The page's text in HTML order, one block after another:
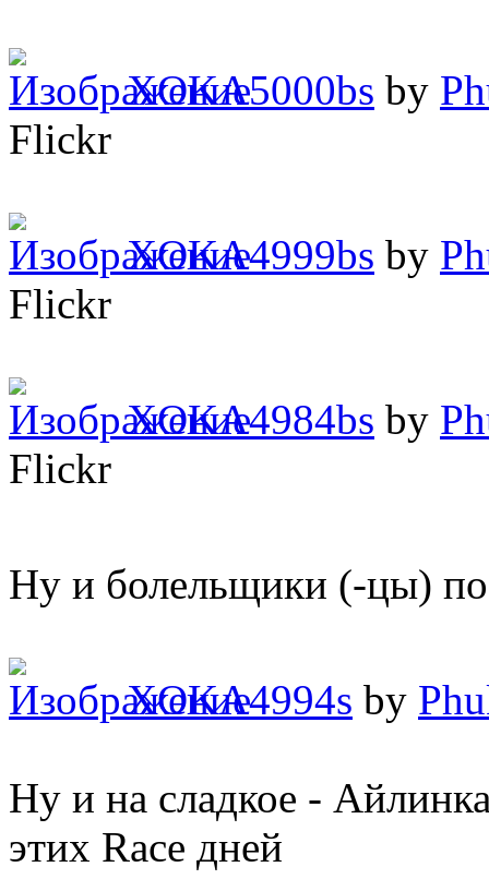
XOKA5000bs by
Flickr
XOKA4999bs by
Flickr
XOKA4984bs by
Flickr
Ну и болельщики (-цы)
XOKA4994s by
Ну и на сладкое -
этих Race дней